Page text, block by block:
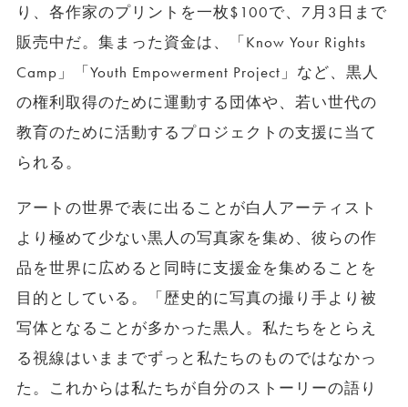
り、各作家のプリントを一枚$100で、7月3日まで
販売中だ。集まった資金は、「Know Your Rights
Camp」「Youth Empowerment Project」など、黒人
の権利取得のために運動する団体や、若い世代の
教育のために活動するプロジェクトの支援に当て
られる。
アートの世界で表に出ることが白人アーティスト
より極めて少ない黒人の写真家を集め、彼らの作
品を世界に広めると同時に支援金を集めることを
目的としている。「歴史的に写真の撮り手より被
写体となることが多かった黒人。私たちをとらえ
る視線はいままでずっと私たちのものではなかっ
た。これからは私たちが自分のストーリーの語り